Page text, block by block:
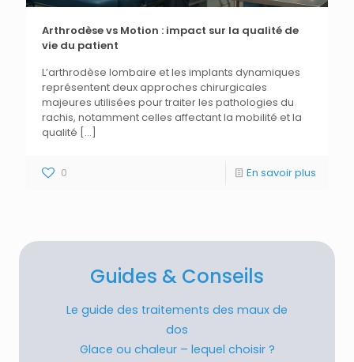
Arthrodèse vs Motion : impact sur la qualité de
vie du patient
L’arthrodèse lombaire et les implants dynamiques
représentent deux approches chirurgicales
majeures utilisées pour traiter les pathologies du
rachis, notamment celles affectant la mobilité et la
qualité […]
0 En savoir plus
Guides & Conseils
Le guide des traitements des maux de
dos
Glace ou chaleur – lequel choisir ?